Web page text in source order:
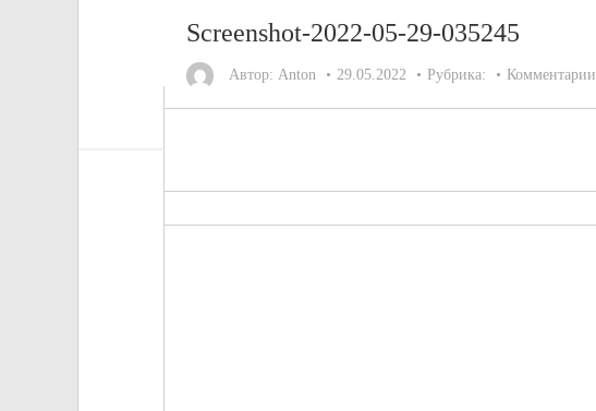
Screenshot-2022-05-29-035245
Автор: Anton 29.05.2022 Рубрика: Комментарии